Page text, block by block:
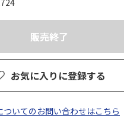
お気に入りに登録する
ついてのお問い合わせはこちら